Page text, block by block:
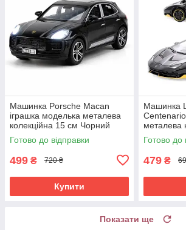
Машинка Porsche Macan
іграшка моделька металева
колекційна 15 см Чорний
(61193)
Готово до відправки
499 ₴ 720 ₴
Купити
Машинка
металева
Чорний
Готово до
479 ₴
Показати ще